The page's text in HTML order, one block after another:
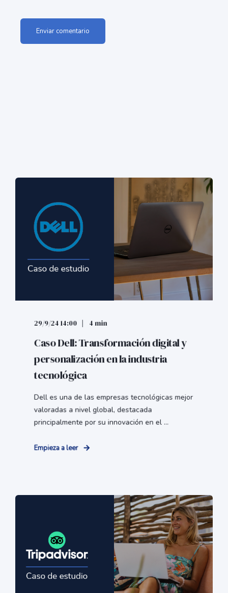
29/9/24 14:00 4 min
Caso Dell: Transformación digital y
personalización en la industria
tecnológica
Dell es una de las empresas tecnológicas mejor
valoradas a nivel global, destacada
principalmente por su innovación en el ...
Empieza a leer